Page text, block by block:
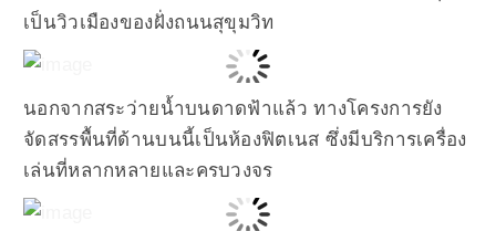
เป็นวิวเมืองของฝั่งถนนสุขุมวิท
นอกจากสระว่ายน้ำบนดาดฟ้าแล้ว ทางโครงการยัง
จัดสรรพื้นที่ด้านบนนี้เป็นห้องฟิตเนส ซึ่งมีบริการเครื่อง
เล่นที่หลากหลายและครบวงจร